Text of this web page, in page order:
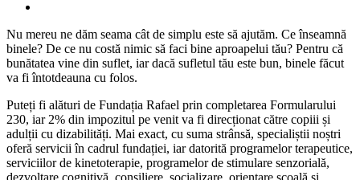
Nu mereu ne dăm seama cât de simplu este să ajutăm. Ce înseamnă
binele? De ce nu costă nimic să faci bine aproapelui tău? Pentru că
bunătatea vine din suflet, iar dacă sufletul tău este bun, binele făcut
va fi întotdeauna cu folos.
Puteți fi alături de Fundația Rafael prin completarea Formularului
230, iar 2% din impozitul pe venit va fi direcționat către copiii și
adulții cu dizabilități. Mai exact, cu suma strânsă, specialiștii noștri
oferă servicii în cadrul fundației, iar datorită programelor terapeutice,
serviciilor de kinetoterapie, programelor de stimulare senzorială,
dezvoltare cognitivă, consiliere, socializare, orientare școală și